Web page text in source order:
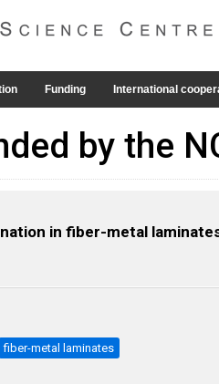
Funding International
by the
in fiber-metal
fiber-metal laminates